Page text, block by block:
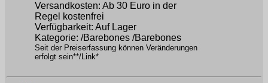
Versandkosten: Ab 30 Euro in der
Regel kostenfrei
Verfügbarkeit: Auf Lager
Kategorie: /Barebones /Barebones
Seit der Preiserfassung können Veränderungen
erfolgt sein**/Link*